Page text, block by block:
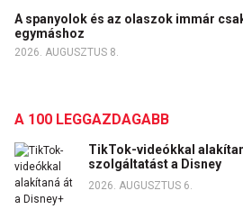
A spanyolok és az olaszok immár
egymáshoz
2026. AUGUSZTUS 8.
A 100 LEGGAZDAGABB
TikTok-videókkal
szolgáltatást a Disney
2026. AUGUSZTUS 6.